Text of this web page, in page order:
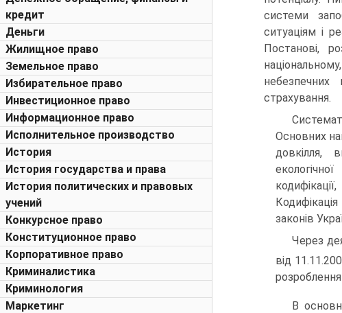
кредит
Деньги
Жилищное право
Земельное право
Избирательное право
Инвестиционное право
Информационное право
Исполнительное производство
История
История государства и права
История политических и правовых
учений
Конкурсное право
Конституционное право
Корпоративное право
Криминалистика
Криминология
Маркетинг
системи
ситуаціям і
Постанові,
небезпечних
страхування.
Основних
довкілля,
законів
Через
від
В